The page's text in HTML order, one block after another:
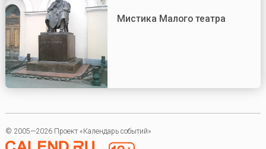
Мистика Малого театра
© 2005—2026 Проект «Календарь событий»